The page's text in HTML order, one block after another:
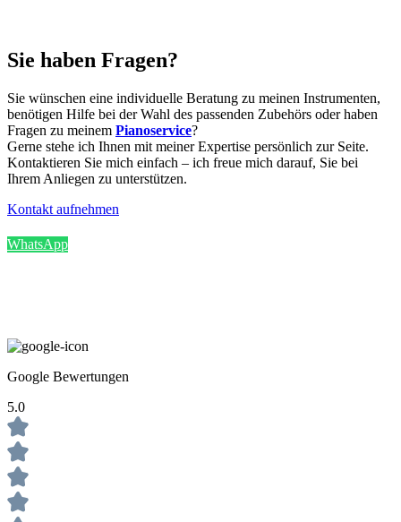
Sie haben Fragen?
Sie wünschen eine individuelle Beratung zu meinen Instrumenten,
benötigen Hilfe bei der Wahl des passenden Zubehörs oder haben
Fragen zu meinem Pianoservice?
Gerne stehe ich Ihnen mit meiner Expertise persönlich zur Seite.
Kontaktieren Sie mich einfach – ich freue mich darauf, Sie bei
Ihrem Anliegen zu unterstützen.
Kontakt aufnehmen
WhatsApp
Google Bewertungen
5.0